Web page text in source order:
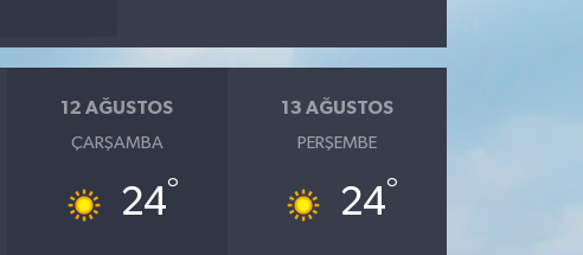
12 AĞUSTOS
ÇARŞAMBA
24°
13 AĞUSTOS
PERŞEMBE
24°